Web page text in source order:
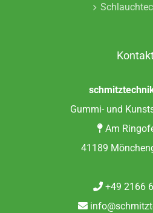
Gummi- und
Am
41189
+49 2166